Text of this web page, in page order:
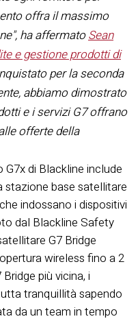
offra il massimo
ha affermatoSean
e gestione prodotti di
per la seconda
abbiamo dimostrato
e i servizi G7 offrano
offerte della
di Blackline include
stazione base satellitare
indossano i dispositivi
dal Blackline Safety
G7 Bridge
wireless fino a 2
più vicina, i
tranquillità sapendo
da un team in tempo